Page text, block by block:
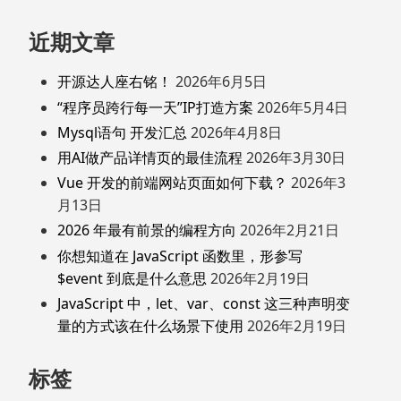
近期文章
开源达人座右铭！ 2026年6月5日
“程序员跨行每一天”IP打造方案 2026年5月4日
Mysql语句 开发汇总 2026年4月8日
用AI做产品详情页的最佳流程 2026年3月30日
Vue 开发的前端网站页面如何下载？ 2026年3
月13日
2026 年最有前景的编程方向 2026年2月21日
你想知道在 JavaScript 函数里，形参写
$event 到底是什么意思 2026年2月19日
JavaScript 中，let、var、const 这三种声明变
量的方式该在什么场景下使用 2026年2月19日
标签